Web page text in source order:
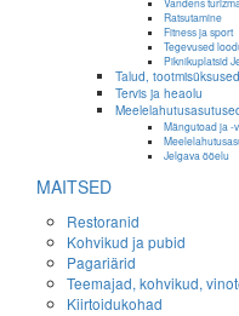
Ratsutamine
Fitness ja sport
Tegevused
Piknikuplatsid
Talud, tootmisüksused
Tervis ja heaolu
Mängutoad ja -
Jelgava ööelu
MAITSED
Restoranid
Kohvikud ja pubid
Pagariärid
Teemajad, kohvikud,
Kiirtoidukohad